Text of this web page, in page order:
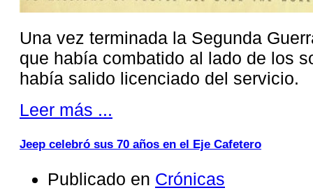
Una vez terminada la Segunda
que había combatido al lado de los
había salido licenciado del servicio.
Leer más ...
Jeep celebró sus 70 años en el Eje Cafetero
Publicado en Crónicas